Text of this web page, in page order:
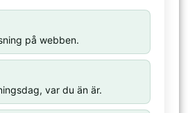
på webben.
var du än är.